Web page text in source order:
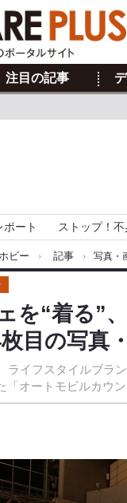
注目の記事
ポート ストップ！
ホビー › 記事 › 写真・
を“着る”
目の写真
ライフスタイルブラ
「オートモビルカウ